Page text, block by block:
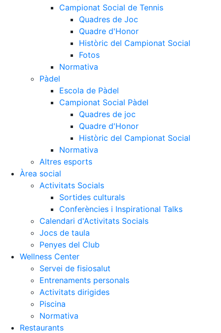
Campionat Social de Tennis
Quadres de Joc
Quadre d'Honor
Històric del Campionat Social
Fotos
Normativa
Pàdel
Escola de Pàdel
Campionat Social Pàdel
Quadres de joc
Quadre d'Honor
Històric del Campionat Social
Normativa
Altres esports
Àrea social
Activitats Socials
Sortides culturals
Conferències i Inspirational Talks
Calendari d'Activitats Socials
Jocs de taula
Penyes del Club
Wellness Center
Servei de fisiosalut
Entrenaments personals
Activitats dirigides
Piscina
Normativa
Restaurants